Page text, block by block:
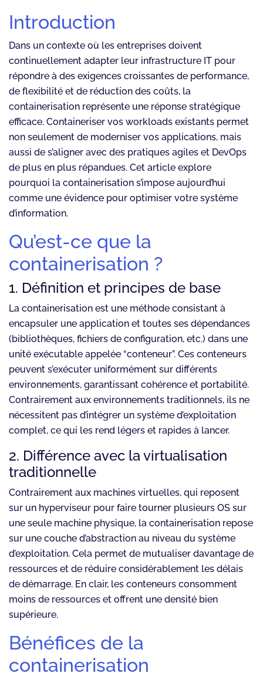
Introduction
Dans un contexte où les entreprises doivent
continuellement adapter leur infrastructure IT pour
répondre à des exigences croissantes de performance,
de flexibilité et de réduction des coûts, la
containerisation représente une réponse stratégique
efficace. Containeriser vos workloads existants permet
non seulement de moderniser vos applications, mais
aussi de s’aligner avec des pratiques agiles et DevOps
de plus en plus répandues. Cet article explore
pourquoi la containerisation s’impose aujourd’hui
comme une évidence pour optimiser votre système
d’information.
Qu’est-ce que la
containerisation ?
1. Définition et principes de base
La containerisation est une méthode consistant à
encapsuler une application et toutes ses dépendances
(bibliothèques, fichiers de configuration, etc.) dans une
unité exécutable appelée “conteneur”. Ces conteneurs
peuvent s’exécuter uniformément sur différents
environnements, garantissant cohérence et portabilité.
Contrairement aux environnements traditionnels, ils ne
nécessitent pas d’intégrer un système d’exploitation
complet, ce qui les rend légers et rapides à lancer.
2. Différence avec la virtualisation
traditionnelle
Contrairement aux machines virtuelles, qui reposent
sur un hyperviseur pour faire tourner plusieurs OS sur
une seule machine physique, la containerisation repose
sur une couche d’abstraction au niveau du système
d’exploitation. Cela permet de mutualiser davantage de
ressources et de réduire considérablement les délais
de démarrage. En clair, les conteneurs consomment
moins de ressources et offrent une densité bien
supérieure.
Bénéfices de la
containerisation